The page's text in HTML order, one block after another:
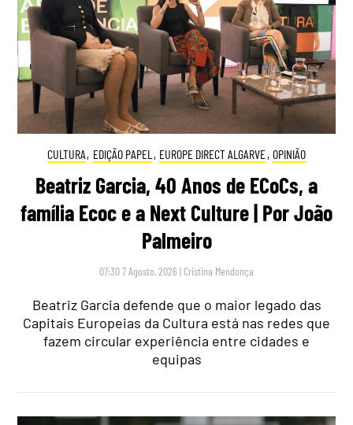
CULTURA, EDIÇÃO PAPEL , EUROPE DIRECT ALGARVE, OPINIÃO
Beatriz Garcia, 40 Anos de ECoCs, a
família Ecoc e a Next Culture | Por João
Palmeiro
07:30 7 Agosto, 2026 | Cristina Mendonça
Beatriz Garcia defende que o maior legado das
Capitais Europeias da Cultura está nas redes que
fazem circular experiência entre cidades e
equipas